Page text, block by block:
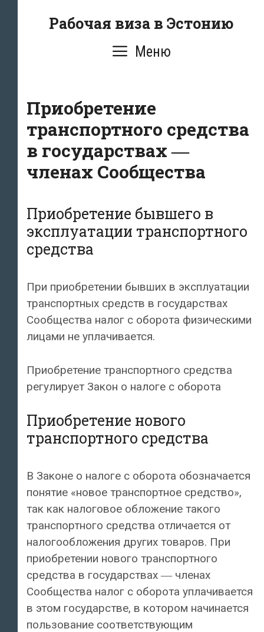
Рабочая виза в Эстонию
Меню
Приобретение
транспортного средства
в государствах ―
членах Сообщества
Приобретение бывшего в
эксплуатации транспортного
средства
При приобретении бывших в эксплуатации
транспортных средств в государствах
Сообщества налог с оборота физическими
лицами не уплачивается.
Приобретение транспортного средства
регулирует Закон о налоге с оборота
Приобретение нового
транспортного средства
В Законе о налоге с оборота обозначается
понятие «новое транспортное средство»,
так как налоговое обложение такого
транспортного средства отличается от
налогообложения других товаров. При
приобретении нового транспортного
средства в государствах ― членах
Сообщества налог с оборота уплачивается
в этом государстве, в котором начинается
пользование соответствующим